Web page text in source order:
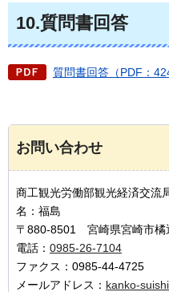
10.質問書回答
質問書回答（PDF：
お問い合わせ
商工観光労働部観光経済交流
名：福島
〒880-8501 宮崎県宮崎市橘
電話： 0985-26-7104
ファクス：0985-44-4725
メールアドレス： kanko-